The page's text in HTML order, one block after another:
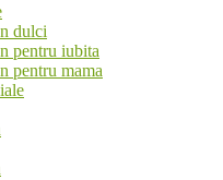
dulci
pentru iubita
pentru mama